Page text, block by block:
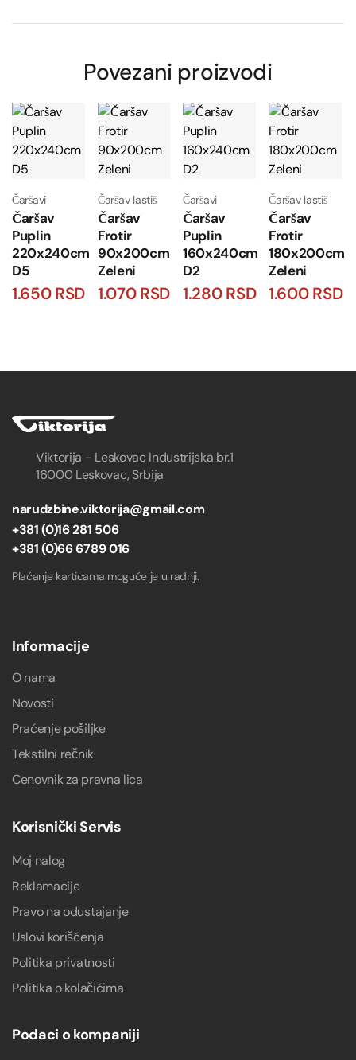
Povezani proizvodi
Čaršavi
Čaršav
Puplin
220x240cm
D5
1.650RSD
Čaršav lastiš
Čaršav
Frotir
90x200cm
Zeleni
1.070RSD
Čaršavi
Čaršav
Puplin
160x240cm
D2
1.280RSD
Čaršav lastiš
Čaršav
Frotir
180x200cm
Zeleni
1.600RSD
Viktorija - Leskovac Industrijska br.1
16000 Leskovac, Srbija
narudzbine.viktorija@gmail.com
+381 (0)16 281 506
+381 (0)66 6789 016
Plaćanje karticama moguće je u radnji.
Informacije
O nama
Novosti
Praćenje pošiljke
Tekstilni rečnik
Cenovnik za pravna lica
Korisnički Servis
Moj nalog
Reklamacije
Pravo na odustajanje
Uslovi korišćenja
Politika privatnosti
Politika o kolačićima
Podaci o kompaniji